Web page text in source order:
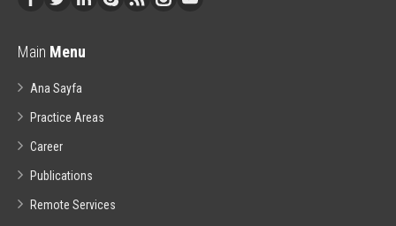
Main Menu
Ana Sayfa
Practice Areas
Career
Publications
Remote Services